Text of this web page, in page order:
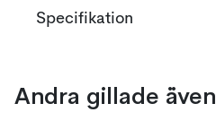
Specifikation
Andra gillade även